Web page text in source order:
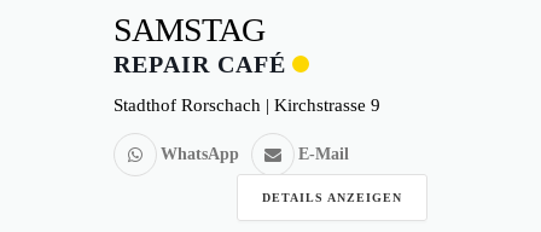
SAMSTAG
REPAIR CAFÉ
Stadthof Rorschach | Kirchstrasse 9
WhatsApp E-Mail
DETAILS ANZEIGEN